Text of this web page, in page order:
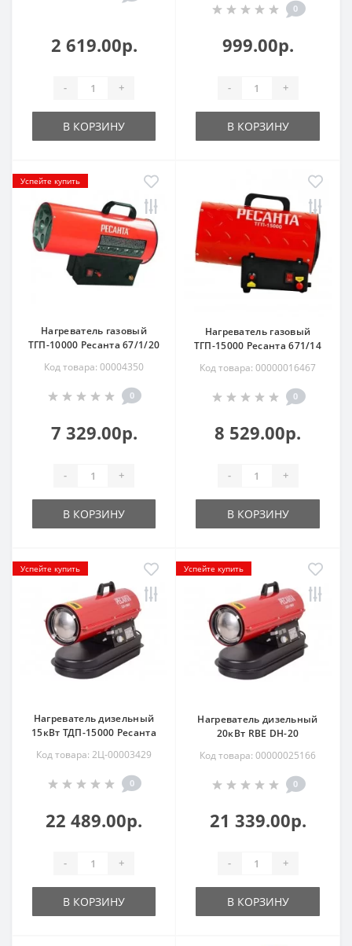
2 619.00р.
- +
В КОРЗИНУ
0
999.00р.
- +
В КОРЗИНУ
Успейте купить
Нагреватель газовый
ТГП-10000 Ресанта 67/1/20
Код товара: 00004350
0
7 329.00р.
- +
В КОРЗИНУ
Нагреватель газовый
ТГП-15000 Ресанта 671/14
Код товара: 00000016467
0
8 529.00р.
- +
В КОРЗИНУ
Успейте купить
Нагреватель дизельный
15кВт ТДП-15000 Ресанта
Код товара: 2Ц-00003429
0
22 489.00р.
- +
В КОРЗИНУ
Успейте купить
Нагреватель дизельный
20кВт RBE DH-20
Код товара: 00000025166
0
21 339.00р.
- +
В КОРЗИНУ